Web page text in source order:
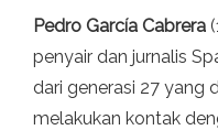
Pedro García Cabrera
penyair dan jurnalis
dari generasi 27 yang
melakukan kontak